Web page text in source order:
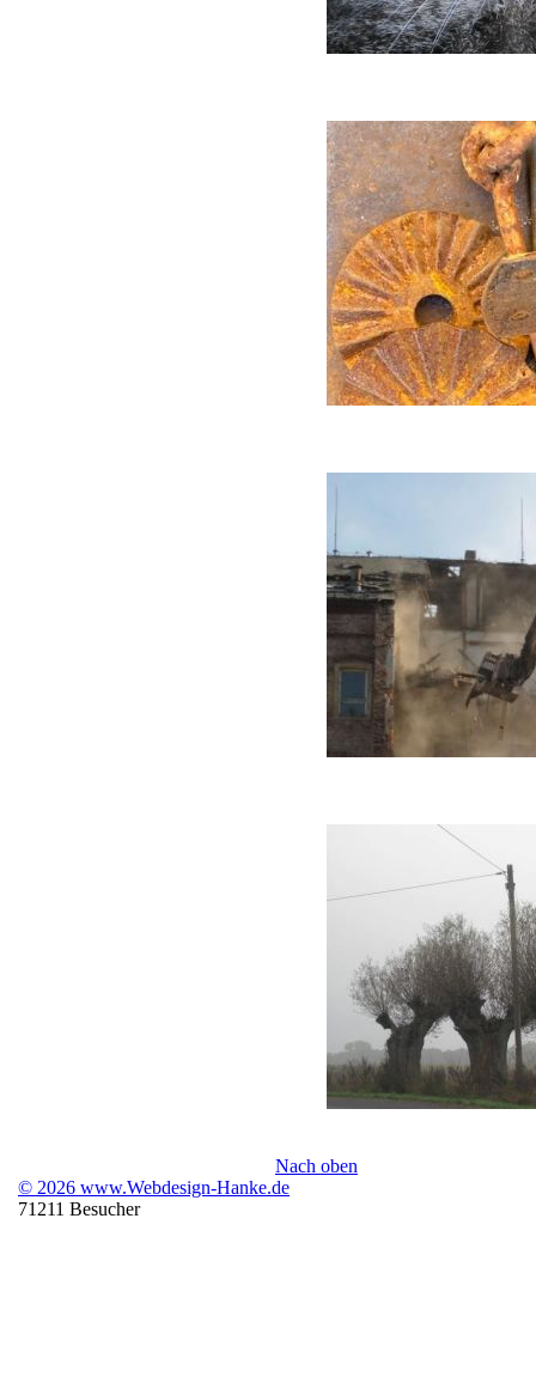
Nach oben
© 2026 www.Webdesign-Hanke.de
71211 Besucher